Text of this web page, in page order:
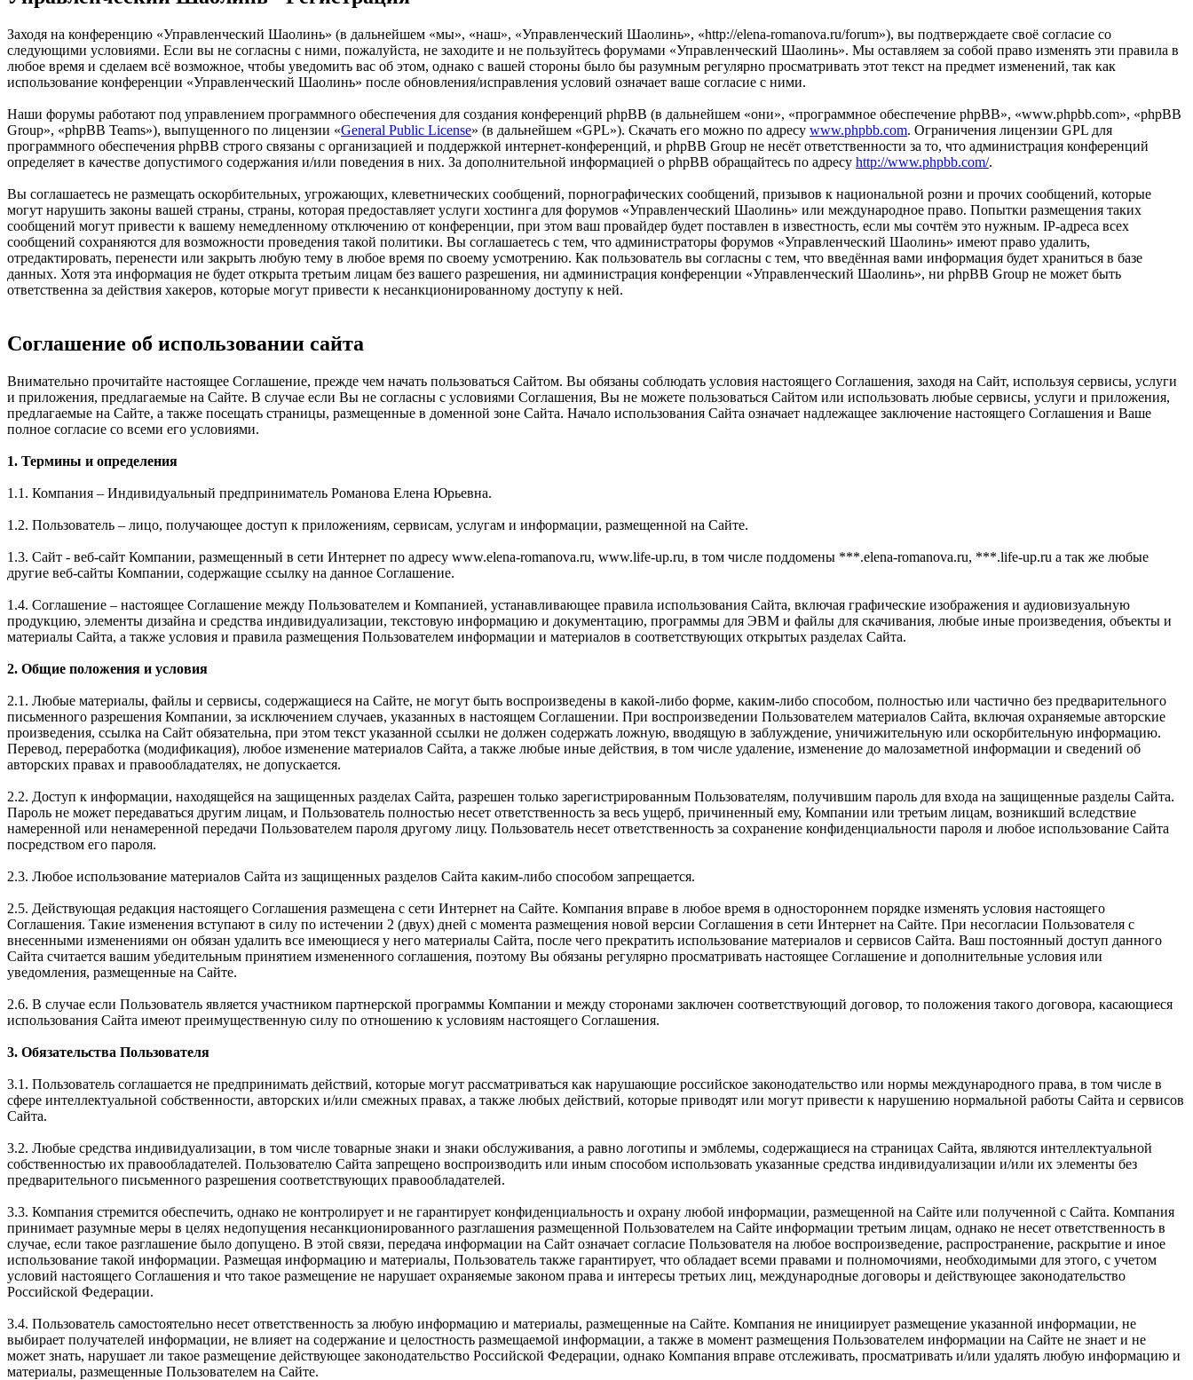
Заходя на конференцию «Управленческий Шаолинь» (в дальнейшем «мы», «наш», «Управленческий Шаолинь», «http://elena-romanova.ru/forum»), вы подтверждаете своё согласие со
следующими условиями. Если вы не согласны с ними, пожалуйста, не заходите и не пользуйтесь форумами «Управленческий Шаолинь». Мы оставляем за собой право изменять эти правила в
любое время и сделаем всё возможное, чтобы уведомить вас об этом, однако с вашей стороны было бы разумным регулярно просматривать этот текст на предмет изменений, так как
использование конференции «Управленческий Шаолинь» после обновления/исправления условий означает ваше согласие с ними.
Наши форумы работают под управлением программного обеспечения для создания конференций phpBB (в дальнейшем «они», «программное обеспечение phpBB», «www.phpbb.com», «phpBB
Group», «phpBB Teams»), выпущенного по лицензии «General Public License» (в дальнейшем «GPL»). Скачать его можно по адресу www.phpbb.com. Ограничения лицензии GPL для
программного обеспечения phpBB строго связаны с организацией и поддержкой интернет-конференций, и phpBB Group не несёт ответственности за то, что администрация конференций
определяет в качестве допустимого содержания и/или поведения в них. За дополнительной информацией о phpBB обращайтесь по адресу http://www.phpbb.com/.
Вы соглашаетесь не размещать оскорбительных, угрожающих, клеветнических сообщений, порнографических сообщений, призывов к национальной розни и прочих сообщений, которые
могут нарушить законы вашей страны, страны, которая предоставляет услуги хостинга для форумов «Управленческий Шаолинь» или международное право. Попытки размещения таких
сообщений могут привести к вашему немедленному отключению от конференции, при этом ваш провайдер будет поставлен в известность, если мы сочтём это нужным. IP-адреса всех
сообщений сохраняются для возможности проведения такой политики. Вы соглашаетесь с тем, что администраторы форумов «Управленческий Шаолинь» имеют право удалить,
отредактировать, перенести или закрыть любую тему в любое время по своему усмотрению. Как пользователь вы согласны с тем, что введённая вами информация будет храниться в базе
данных. Хотя эта информация не будет открыта третьим лицам без вашего разрешения, ни администрация конференции «Управленческий Шаолинь», ни phpBB Group не может быть
ответственна за действия хакеров, которые могут привести к несанкционированному доступу к ней.
Соглашение об использовании сайта
Внимательно прочитайте настоящее Соглашение, прежде чем начать пользоваться Сайтом. Вы обязаны соблюдать условия настоящего Соглашения, заходя на Сайт, используя сервисы, услуги
и приложения, предлагаемые на Сайте. В случае если Вы не согласны с условиями Соглашения, Вы не можете пользоваться Сайтом или использовать любые сервисы, услуги и приложения,
предлагаемые на Сайте, а также посещать страницы, размещенные в доменной зоне Сайта. Начало использования Сайта означает надлежащее заключение настоящего Соглашения и Ваше
полное согласие со всеми его условиями.
1. Термины и определения
1.1. Компания – Индивидуальный предприниматель Романова Елена Юрьевна.
1.2. Пользователь – лицо, получающее доступ к приложениям, сервисам, услугам и информации, размещенной на Сайте.
1.3. Сайт - веб-сайт Компании, размещенный в сети Интернет по адресу www.elena-romanova.ru, www.life-up.ru, в том числе поддомены ***.elena-romanova.ru, ***.life-up.ru а так же любые
другие веб-сайты Компании, содержащие ссылку на данное Соглашение.
1.4. Соглашение – настоящее Соглашение между Пользователем и Компанией, устанавливающее правила использования Сайта, включая графические изображения и аудиовизуальную
продукцию, элементы дизайна и средства индивидуализации, текстовую информацию и документацию, программы для ЭВМ и файлы для скачивания, любые иные произведения, объекты и
материалы Сайта, а также условия и правила размещения Пользователем информации и материалов в соответствующих открытых разделах Сайта.
2. Общие положения и условия
2.1. Любые материалы, файлы и сервисы, содержащиеся на Сайте, не могут быть воспроизведены в какой-либо форме, каким-либо способом, полностью или частично без предварительного
письменного разрешения Компании, за исключением случаев, указанных в настоящем Соглашении. При воспроизведении Пользователем материалов Сайта, включая охраняемые авторские
произведения, ссылка на Сайт обязательна, при этом текст указанной ссылки не должен содержать ложную, вводящую в заблуждение, уничижительную или оскорбительную информацию.
Перевод, переработка (модификация), любое изменение материалов Сайта, а также любые иные действия, в том числе удаление, изменение до малозаметной информации и сведений об
авторских правах и правообладателях, не допускается.
2.2. Доступ к информации, находящейся на защищенных разделах Сайта, разрешен только зарегистрированным Пользователям, получившим пароль для входа на защищенные разделы Сайта.
Пароль не может передаваться другим лицам, и Пользователь полностью несет ответственность за весь ущерб, причиненный ему, Компании или третьим лицам, возникший вследствие
намеренной или ненамеренной передачи Пользователем пароля другому лицу. Пользователь несет ответственность за сохранение конфиденциальности пароля и любое использование Сайта
посредством его пароля.
2.3. Любое использование материалов Сайта из защищенных разделов Сайта каким-либо способом запрещается.
2.5. Действующая редакция настоящего Соглашения размещена с сети Интернет на Сайте. Компания вправе в любое время в одностороннем порядке изменять условия настоящего
Соглашения. Такие изменения вступают в силу по истечении 2 (двух) дней с момента размещения новой версии Соглашения в сети Интернет на Сайте. При несогласии Пользователя с
внесенными изменениями он обязан удалить все имеющиеся у него материалы Сайта, после чего прекратить использование материалов и сервисов Сайта. Ваш постоянный доступ данного
Сайта считается вашим убедительным принятием измененного соглашения, поэтому Вы обязаны регулярно просматривать настоящее Соглашение и дополнительные условия или
уведомления, размещенные на Сайте.
2.6. В случае если Пользователь является участником партнерской программы Компании и между сторонами заключен соответствующий договор, то положения такого договора, касающиеся
использования Сайта имеют преимущественную силу по отношению к условиям настоящего Соглашения.
3. Обязательства Пользователя
3.1. Пользователь соглашается не предпринимать действий, которые могут рассматриваться как нарушающие российское законодательство или нормы международного права, в том числе в
сфере интеллектуальной собственности, авторских и/или смежных правах, а также любых действий, которые приводят или могут привести к нарушению нормальной работы Сайта и сервисов
Сайта.
3.2. Любые средства индивидуализации, в том числе товарные знаки и знаки обслуживания, а равно логотипы и эмблемы, содержащиеся на страницах Сайта, являются интеллектуальной
собственностью их правообладателей. Пользователю Сайта запрещено воспроизводить или иным способом использовать указанные средства индивидуализации и/или их элементы без
предварительного письменного разрешения соответствующих правообладателей.
3.3. Компания стремится обеспечить, однако не контролирует и не гарантирует конфиденциальность и охрану любой информации, размещенной на Сайте или полученной с Сайта. Компания
принимает разумные меры в целях недопущения несанкционированного разглашения размещенной Пользователем на Сайте информации третьим лицам, однако не несет ответственность в
случае, если такое разглашение было допущено. В этой связи, передача информации на Сайт означает согласие Пользователя на любое воспроизведение, распространение, раскрытие и иное
использование такой информации. Размещая информацию и материалы, Пользователь также гарантирует, что обладает всеми правами и полномочиями, необходимыми для этого, с учетом
условий настоящего Соглашения и что такое размещение не нарушает охраняемые законом права и интересы третьих лиц, международные договоры и действующее законодательство
Российской Федерации.
3.4. Пользователь самостоятельно несет ответственность за любую информацию и материалы, размещенные на Сайте. Компания не инициирует размещение указанной информации, не
выбирает получателей информации, не влияет на содержание и целостность размещаемой информации, а также в момент размещения Пользователем информации на Сайте не знает и не
может знать, нарушает ли такое размещение действующее законодательство Российской Федерации, однако Компания вправе отслеживать, просматривать и/или удалять любую информацию и
материалы, размещенные Пользователем на Сайте.